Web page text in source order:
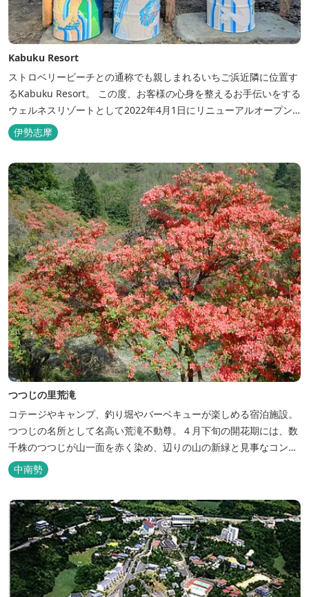
Kabuku Resort
ストロベリービーチとの通称でも親しまれるいちご浜近隣に位置す
るKabuku Resort。 この度、お客様の心身を整えるお手伝いをする
ウェルネスリゾートとして2022年4月1日にリニューアルオープン
いたしました。 フィンランド式ロウリュテントサウナがご宿泊区画
に1張ずつ付属されたプランが登場。 「ととのう」条件が揃い、さ
ド...
伊勢志摩
つつじの里荒滝
コテージやキャンプ、釣り堀やバーベキューが楽しめる宿泊施設。
つつじの名所として名高い荒滝不動尊。４月下旬の開花期には、数
千株のつつじが山一面を赤く染め、辺りの山の新緑と見事なコント
ラストを織り成します。 松阪の観光情報は、松阪観光インフォメー
ションサイト ワクワク松阪 ...
中南勢